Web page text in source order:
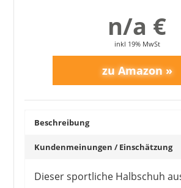
Naht führt zum Scheuern
schwierig zu reinigenn/a €
inkl 19% MwSt
Beschreibung
Kundenmeinungen / Einschätzung
Dieser sportliche Halbschuh